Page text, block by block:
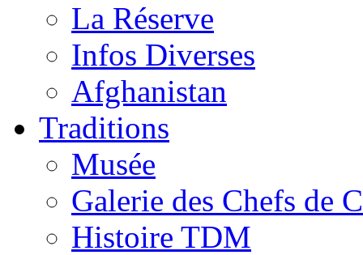
La Réserve
Infos Diverses
Afghanistan
Traditions
Musée
Galerie des Chefs de
Histoire TDM